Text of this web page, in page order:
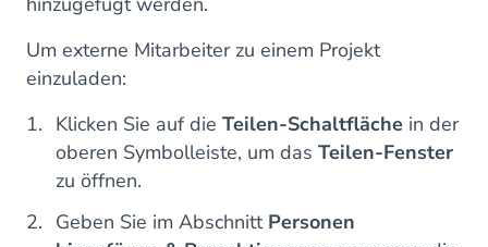
Um externe Mitarbeiter zu einem Projekt
einzuladen:
Klicken Sie auf die Teilen-Schaltfläche in der
oberen Symbolleiste, um das Teilen-Fenster
zu öffnen.
Geben Sie im Abschnitt Personen